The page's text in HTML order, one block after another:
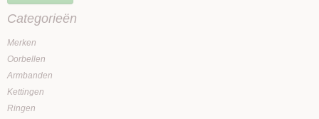
Categorieën
Merken
Oorbellen
Armbanden
Kettingen
Ringen